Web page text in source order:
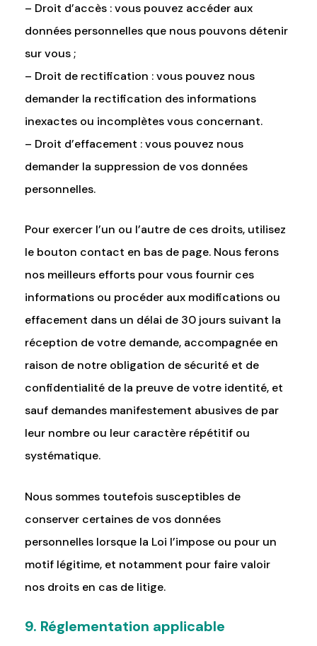
– Droit d’accès : vous pouvez accéder aux
données personnelles que nous pouvons détenir
sur vous ;
– Droit de rectification : vous pouvez nous
demander la rectification des informations
inexactes ou incomplètes vous concernant.
– Droit d’effacement : vous pouvez nous
demander la suppression de vos données
personnelles.
Pour exercer l’un ou l’autre de ces droits, utilisez
le bouton contact en bas de page. Nous ferons
nos meilleurs efforts pour vous fournir ces
informations ou procéder aux modifications ou
effacement dans un délai de 30 jours suivant la
réception de votre demande, accompagnée en
raison de notre obligation de sécurité et de
confidentialité de la preuve de votre identité, et
sauf demandes manifestement abusives de par
leur nombre ou leur caractère répétitif ou
systématique.
Nous sommes toutefois susceptibles de
conserver certaines de vos données
personnelles lorsque la Loi l’impose ou pour un
motif légitime, et notamment pour faire valoir
nos droits en cas de litige.
9. Réglementation applicable